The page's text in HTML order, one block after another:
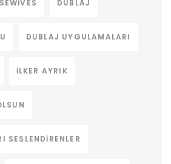
DUBLAJ
DUBLAJ UYGULAMALARI
ILKER AYRIK
SESLENDIRENLER